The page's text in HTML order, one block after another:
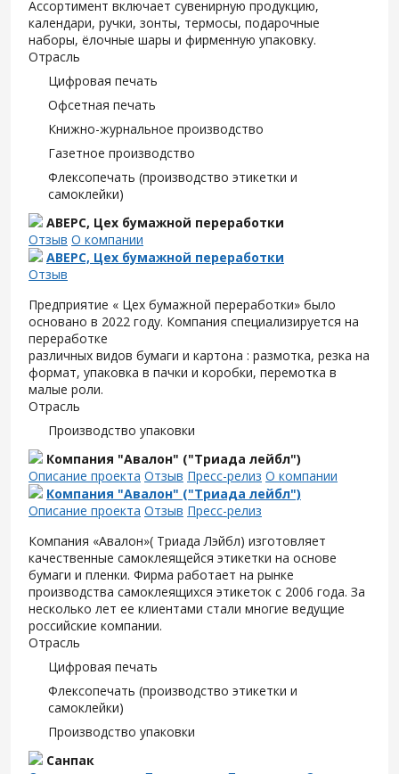
Ассортимент включает сувенирную продукцию,
календари, ручки, зонты, термосы, подарочные
наборы, ёлочные шары и фирменную упаковку.
Отрасль
Цифровая печать
Офсетная печать
Книжно-журнальное производство
Газетное производство
Флексопечать (производство этикетки и
самоклейки)
АВЕРС, Цех бумажной переработки
Отзыв О компании
АВЕРС, Цех бумажной переработки
Отзыв
Предприятие « Цех бумажной переработки» было
основано в 2022 году. Компания специализируется на
переработке
различных видов бумаги и картона : размотка, резка на
формат, упаковка в пачки и коробки, перемотка в
малые роли.
Отрасль
Производство упаковки
Компания "Авалон" ("Триада лейбл")
Описание проекта Отзыв Пресс-релиз О компании
Компания "Авалон" ("Триада лейбл")
Описание проекта Отзыв Пресс-релиз
Компания «Авалон»( Триада Лэйбл) изготовляет
качественные самоклеящейся этикетки на основе
бумаги и пленки. Фирма работает на рынке
производства самоклеящихся этикеток с 2006 года. За
несколько лет ее клиентами стали многие ведущие
российские компании.
Отрасль
Цифровая печать
Флексопечать (производство этикетки и
самоклейки)
Производство упаковки
Санпак